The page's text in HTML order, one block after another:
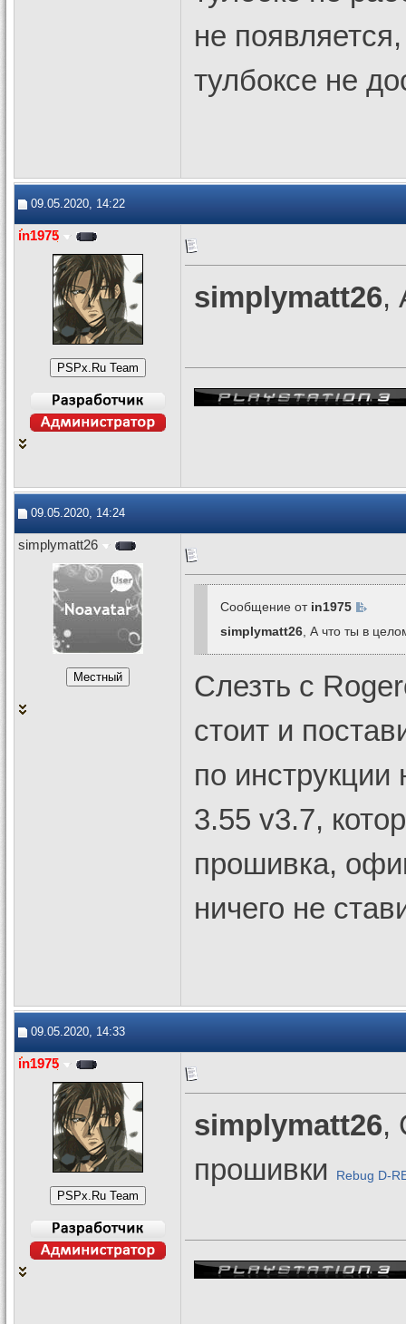
не
тулбоксе не
09.05.2020, 14:22
in1975
simplymatt26,
09.05.2020, 14:24
simplymatt26
Сообщение от in1975
simplymatt26 , А что ты в
Слезть с
стоит и
по инструкции
3.55 v3.7,
прошивка,
ничего не
09.05.2020, 14:33
in1975
simplymatt26,
прошивки
Rebug D-